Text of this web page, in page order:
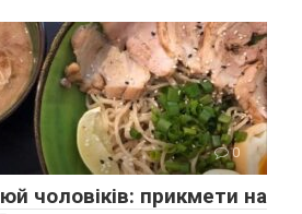
0
чоловіків: прикмети на